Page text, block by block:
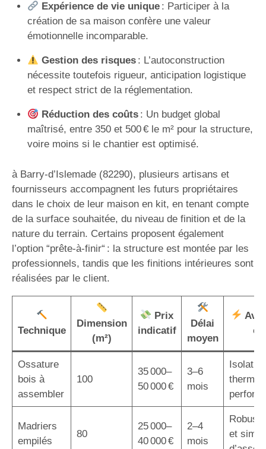
Expérience de vie unique: Participer à la
création de sa maison confère une valeur
émotionnelle incomparable.
Gestion des risques: L’autoconstruction
nécessite toutefois rigueur, anticipation logistique
et respect strict de la réglementation.
Réduction des coûts: Un budget global
maîtrisé, entre 350 et 500 € le m² pour la structure,
voire moins si le chantier est optimisé.
à Barry-d’Islemade (82290), plusieurs artisans et
fournisseurs accompagnent les futurs propriétaires
dans le choix de leur maison en kit, en tenant compte
de la surface souhaitée, du niveau de finition et de la
nature du terrain. Certains proposent également
l’option “prête-à-finir“ : la structure est montée par les
professionnels, tandis que les finitions intérieures sont
réalisées par le client.
Technique
Dimension
(m²)
Prix
indicatif
Délai
moyen
clé
Ossature
bois à
assembler
100
35 000–
50 000 €
3–6
mois
Isolation
Madriers
empilés
80
25 000–
40 000 €
2–4
mois
et